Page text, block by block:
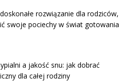
rozwiązanie dla rodziców,
swoje pociechy w świat gotowania
a jakość snu: jak dobrać
dla całej rodziny